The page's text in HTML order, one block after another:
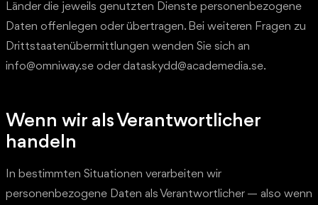
Länder die jeweils genutzten Dienste personenbezogene
Daten offenlegen oder übertragen. Bei weiteren Fragen zu
Drittstaatenübermittlungen wenden Sie sich an
info@omniway.se oder dataskydd@academedia.se.
Wenn wir als Verantwortlicher
handeln
In bestimmten Situationen verarbeiten wir
personenbezogene Daten als Verantwortlicher — also wenn